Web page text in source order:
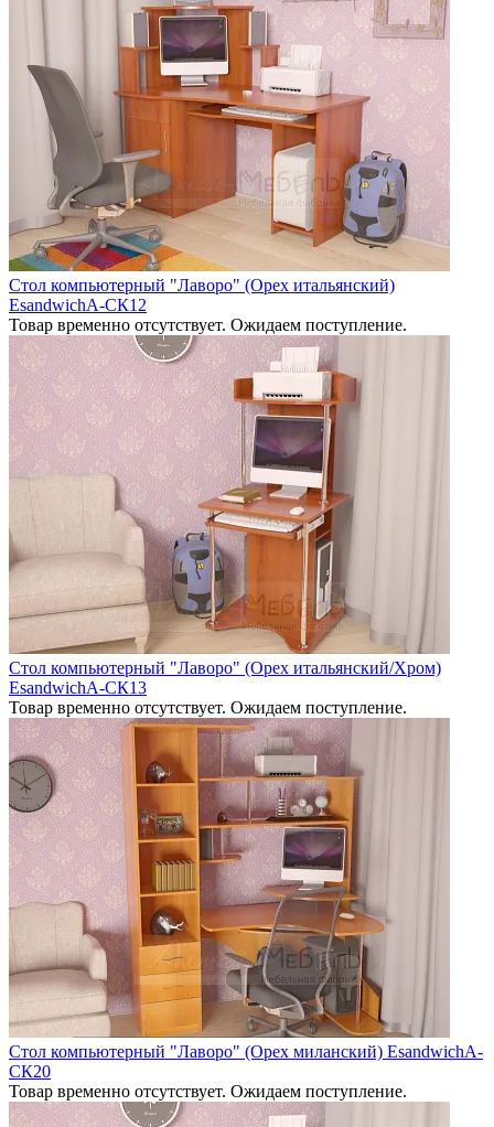
Стол компьютерный "Лаворо" (Орех итальянский)
EsandwichA-СК12
Товар временно отсутствует. Ожидаем поступление.
Стол компьютерный "Лаворо" (Орех итальянский/Хром)
EsandwichA-СК13
Товар временно отсутствует. Ожидаем поступление.
Стол компьютерный "Лаворо" (Орех миланский) EsandwichA-
СК20
Товар временно отсутствует. Ожидаем поступление.